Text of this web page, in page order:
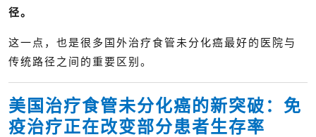
径。
这一点，也是很多国外治疗食管未分化癌最好的医院与
传统路径之间的重要区别。
美国治疗食管未分化癌的新突破：免
疫治疗正在改变部分患者生存率